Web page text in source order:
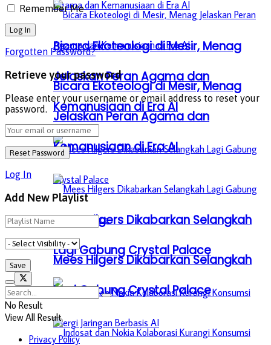
Bicara Ekoteologi di Mesir, Menag
Jelaskan Peran Agama dan
Kemanusiaan di Era AI
Mees Hilgers Dikabarkan Selangkah
Lagi Gabung Crystal Palace
Bicara Ekoteologi di Mesir, Menag
Jelaskan Peran Agama dan
Kemanusiaan di Era AI
Mees Hilgers Dikabarkan Selangkah
Lagi Gabung Crystal Palace
Remember Me
Forgotten Password?
Retrieve your password
Please enter your username or email address to reset your
password.
Log In
Add New Playlist
No Result
View All Result
Privacy Policy